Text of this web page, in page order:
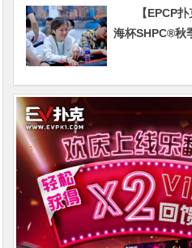
【EPCP
海杯SHPC®秋
励圈大门敞开
跑